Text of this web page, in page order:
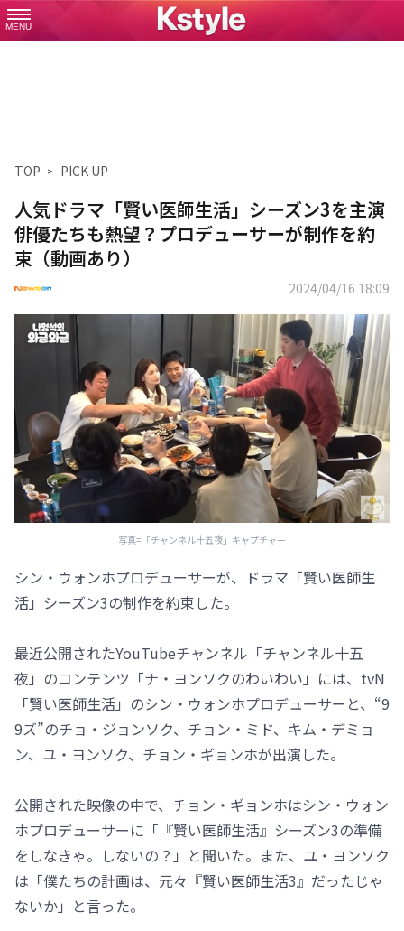
MENU
TOP PICK UP
人気ドラマ「賢い医師生活」シーズン3を主演
俳優たちも熱望？プロデューサーが制作を約
束（動画あり）
2024/04/16 18:09
写真=「チャンネル十五夜」キャプチャー
シン・ウォンホプロデューサーが、ドラマ「賢い医師生
活」シーズン3の制作を約束した。
最近公開されたYouTubeチャンネル「チャンネル十五
夜」のコンテンツ「ナ・ヨンソクのわいわい」には、tvN
「賢い医師生活」のシン・ウォンホプロデューサーと、“9
9ズ”のチョ・ジョンソク、チョン・ミド、キム・デミョ
ン、ユ・ヨンソク、チョン・ギョンホが出演した。
公開された映像の中で、チョン・ギョンホはシン・ウォン
ホプロデューサーに「『賢い医師生活』シーズン3の準備
をしなきゃ。しないの？」と聞いた。また、ユ・ヨンソク
は「僕たちの計画は、元々『賢い医師生活3』だったじゃ
ないか」と言った。